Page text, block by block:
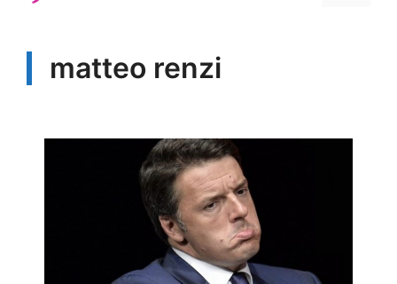
matteo renzi